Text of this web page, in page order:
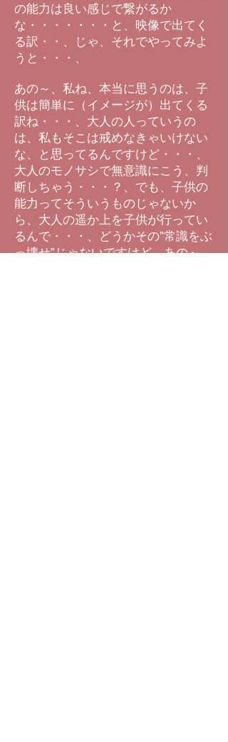
の能力は良い感じで繋がるか
な・・・・・・・と、映像で出てく
る訳・・、じゃ、それでやってみよ
うと・・・、
あの～、私ね、本当に思うのは、子
供は簡単に（イメージが）出てくる
訳ね・・・、大人の人っていうの
は、私もそこは戒めなきゃいけない
な、と思ってるんですけど・・・、
大人のモノサシで無意識にこう、判
断しちゃう・・・？、でも、子供の
能力ってそういうものじゃないか
ら、大人の遥か上を子供が行ってい
るんで・・・、どうかその”常識をぶ
っ壊せ”じゃないですけど、あの～、